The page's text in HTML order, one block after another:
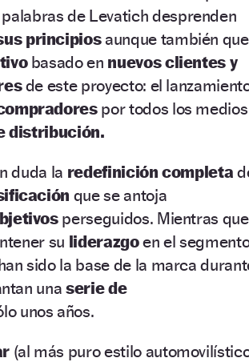
de Levatich desprenden
principiosaunque también que
basado en nuevos clientes y
de este proyecto: el
por todos los medios
distribución.
duda la redefinición completa
que se antoja
perseguidos. Mientras que
su liderazgoen el
sido la base de la marca
unaserie de
unos años.
(al más puro estilo